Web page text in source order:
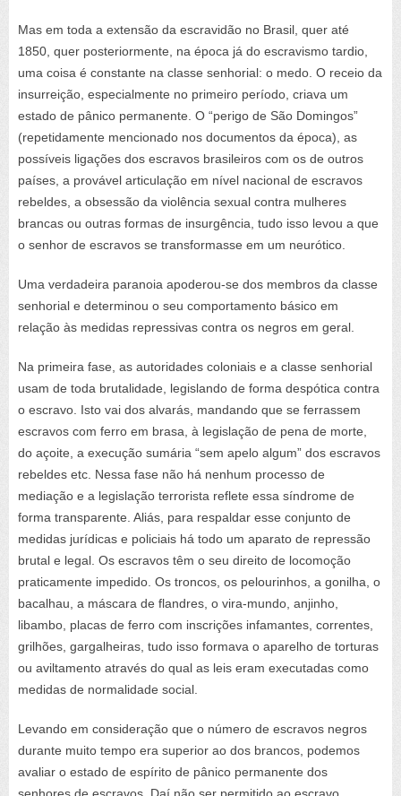
Mas em toda a extensão da escravidão no Brasil, quer até
1850, quer posteriormente, na época já do escravismo tardio,
uma coisa é constante na classe senhorial: o medo. O receio da
insurreição, especialmente no primeiro período, criava um
estado de pânico permanente. O “perigo de São Domingos”
(repetidamente mencionado nos documentos da época), as
possíveis ligações dos escravos brasileiros com os de outros
países, a provável articulação em nível nacional de escravos
rebeldes, a obsessão da violência sexual contra mulheres
brancas ou outras formas de insurgência, tudo isso levou a que
o senhor de escravos se transformasse em um neurótico.
Uma verdadeira paranoia apoderou-se dos membros da classe
senhorial e determinou o seu comportamento básico em
relação às medidas repressivas contra os negros em geral.
Na primeira fase, as autoridades coloniais e a classe senhorial
usam de toda brutalidade, legislando de forma despótica contra
o escravo. Isto vai dos alvarás, mandando que se ferrassem
escravos com ferro em brasa, à legislação de pena de morte,
do açoite, a execução sumária “sem apelo algum” dos escravos
rebeldes etc. Nessa fase não há nenhum processo de
mediação e a legislação terrorista reflete essa síndrome de
forma transparente. Aliás, para respaldar esse conjunto de
medidas jurídicas e policiais há todo um aparato de repressão
brutal e legal. Os escravos têm o seu direito de locomoção
praticamente impedido. Os troncos, os pelourinhos, a gonilha, o
bacalhau, a máscara de flandres, o vira-mundo, anjinho,
libambo, placas de ferro com inscrições infamantes, correntes,
grilhões, gargalheiras, tudo isso formava o aparelho de torturas
ou aviltamento através do qual as leis eram executadas como
medidas de normalidade social.
Levando em consideração que o número de escravos negros
durante muito tempo era superior ao dos brancos, podemos
avaliar o estado de espírito de pânico permanente dos